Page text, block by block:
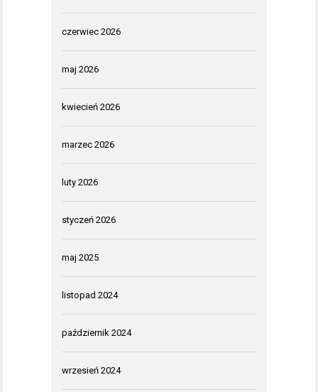
czerwiec 2026
maj 2026
kwiecień 2026
marzec 2026
luty 2026
styczeń 2026
maj 2025
listopad 2024
październik 2024
wrzesień 2024